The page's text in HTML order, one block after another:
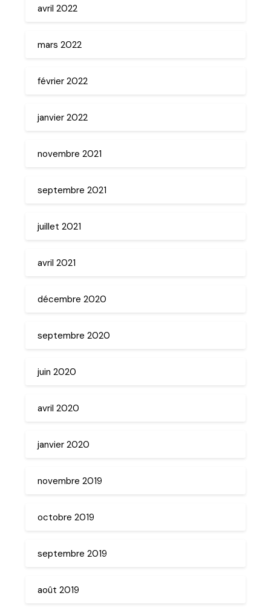
avril 2022
mars 2022
février 2022
janvier 2022
novembre 2021
septembre 2021
juillet 2021
avril 2021
décembre 2020
septembre 2020
juin 2020
avril 2020
janvier 2020
novembre 2019
octobre 2019
septembre 2019
août 2019